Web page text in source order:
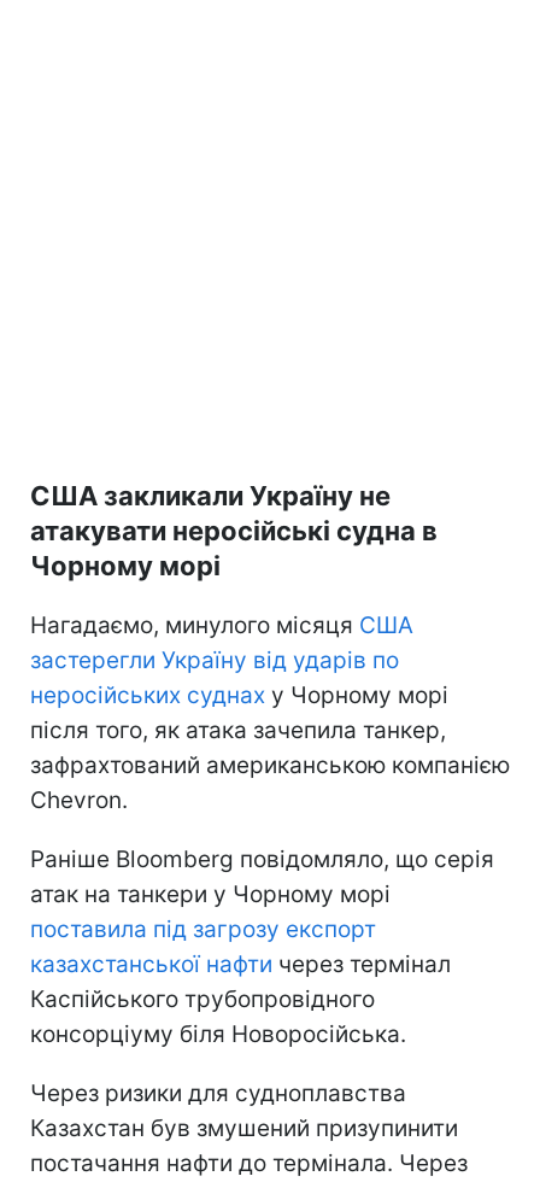
США закликали Україну не
атакувати неросійські судна в
Чорному морі
Нагадаємо, минулого місяця США
застерегли Україну від ударів по
неросійських суднах у Чорному морі
після того, як атака зачепила танкер,
зафрахтований американською компанією
Chevron.
Раніше Bloomberg повідомляло, що серія
атак на танкери у Чорному морі
поставила під загрозу експорт
казахстанської нафти через термінал
Каспійського трубопровідного
консорціуму біля Новоросійська.
Через ризики для судноплавства
Казахстан був змушений призупинити
постачання нафти до термінала. Через